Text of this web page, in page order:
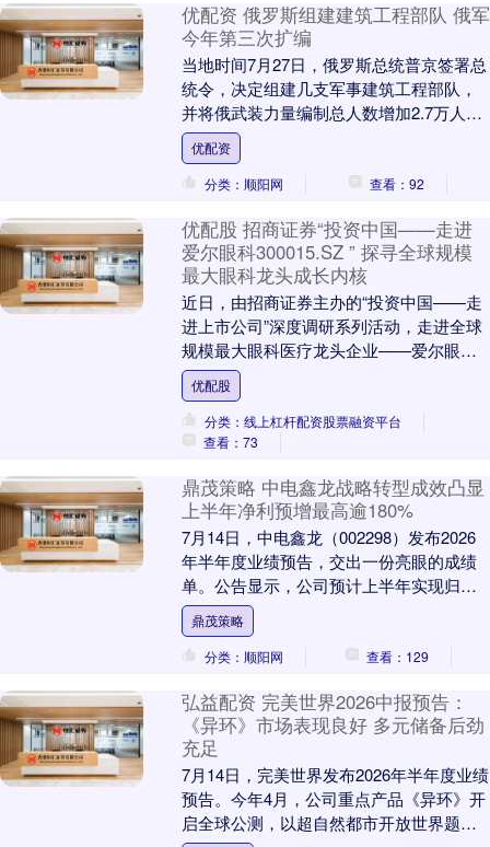
优配资 俄罗斯组建建筑工程部队 俄军
今年第三次扩编
当地时间7月27日，俄罗斯总统普京签署总
统令，决定组建几支军事建筑工程部队，
并将俄武装力量编制总人数增加2.7万人至
242万余人。这一命令将于8月1日生效。现
役....
优配资
分类：顺阳网
查看：92
优配股 招商证券“投资中国——走进
爱尔眼科300015.SZ ” 探寻全球规模
最大眼科龙头成长内核
近日，由招商证券主办的“投资中国——走
进上市公司”深度调研系列活动，走进全球
规模最大眼科医疗龙头企业——爱尔眼科
医院集团股份有限公司（简称“爱尔眼科”，
3000....
优配股
分类：线上杠杆配资股票融资平台
查看：73
鼎茂策略 中电鑫龙战略转型成效凸显
上半年净利预增最高逾180%
7月14日，中电鑫龙（002298）发布2026
年半年度业绩预告，交出一份亮眼的成绩
单。公告显示，公司预计上半年实现归属
于上市公司股东的净利润为3800万元至5....
鼎茂策略
分类：顺阳网
查看：129
弘益配资 完美世界2026中报预告：
《异环》市场表现良好 多元储备后劲
充足
7月14日，完美世界发布2026年半年度业绩
预告。今年4月，公司重点产品《异环》开
启全球公测，以超自然都市开放世界题